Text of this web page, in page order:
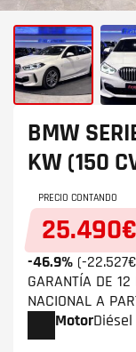
BMW
KW (150
PRECIO CONTANDO
25.490€
-46.9% (-
GARANTÍA DE
NACIONAL A
MotorDiésel